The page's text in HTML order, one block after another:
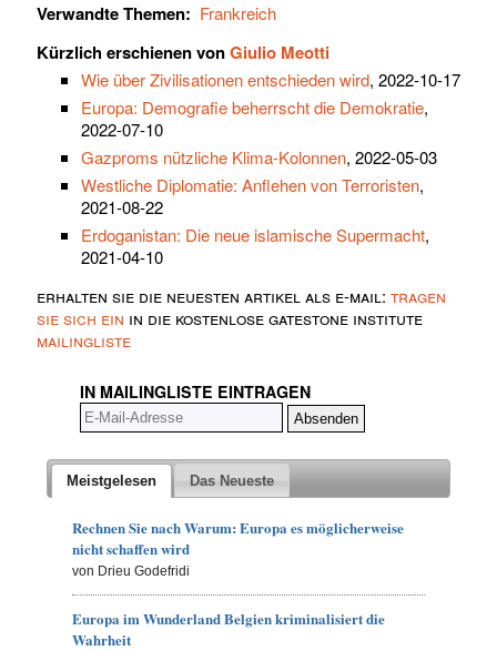
Verwandte Themen: Frankreich
Kürzlich erschienen vonGiulio Meotti
Wie über Zivilisationen entschieden wird, 2022-10-17
Europa: Demografie beherrscht die Demokratie,
2022-07-10
Gazproms nützliche Klima-Kolonnen, 2022-05-03
Westliche Diplomatie: Anflehen von Terroristen,
2021-08-22
Erdoganistan: Die neue islamische Supermacht,
2021-04-10
erhalten sie die neuesten artikel als e-mail: tragen
sie sich ein in die kostenlose gatestone institute
mailingliste
IN MAILINGLISTE EINTRAGEN
Meistgelesen Das Neueste
Rechnen Sie nach Warum: Europa es möglicherweise
nicht schaffen wird
von Drieu Godefridi
Europa im Wunderland Belgien kriminalisiert die
Wahrheit